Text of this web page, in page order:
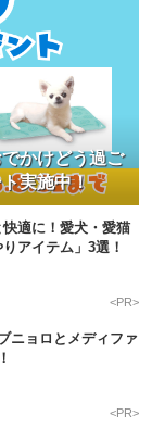
かけどう過ご
実施中！
適に！愛犬・愛猫
アイテム」3選！
<PR>
ニョロとメディファ
<PR>